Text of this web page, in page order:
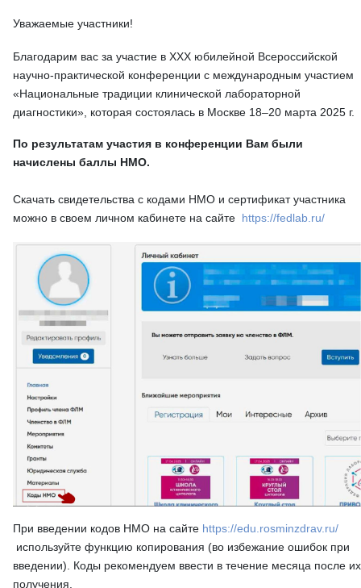
Уважаемые участники!
Благодарим вас за участие в XXX юбилейной Всероссийской
научно-практической конференции с международным участием
«Национальные традиции клинической лабораторной
диагностики», которая состоялась в Москве 18–20 марта 2025 г.
По результатам участия в конференции Вам были
начислены баллы НМО.
Скачать свидетельства с кодами НМО и сертификат участника
можно в своем личном кабинете на сайте https://fedlab.ru/
При введении кодов НМО на сайте https://edu.rosminzdrav.ru/
используйте функцию копирования (во избежание ошибок при
введении). Коды рекомендуем ввести в течение месяца после их
получения.